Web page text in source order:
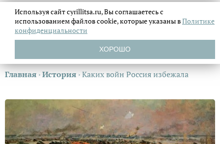
Главная ›История ›Каких войн Россия избежала
Используя сайт cyrillitsa.ru, Вы соглашаетесь с
использованием файловcookie, которые указаны вПолитике
конфиденциальности
ХОРОШО